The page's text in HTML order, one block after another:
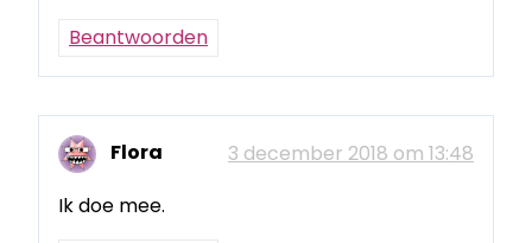
Beantwoorden
Flora
3 december 2018 om 13:48
Ik doe mee.